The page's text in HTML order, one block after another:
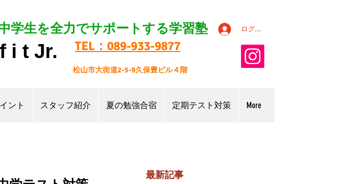
学生を全力でサポートする学習塾
f i t Jr. TEL：089-933-9877
松山市大街道2-5-9久保豊ビル４階
ログイン
ント スタッフ紹介 夏の勉強合宿 定期テスト対策 More
最新記事